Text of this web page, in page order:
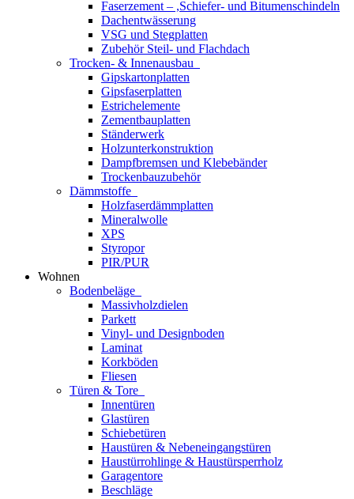
Faserzement – ,Schiefer- und Bitumenschindeln
Dachentwässerung
VSG und Stegplatten
Zubehör Steil- und Flachdach
Trocken- & Innenausbau
Gipskartonplatten
Gipsfaserplatten
Estrichelemente
Zementbauplatten
Ständerwerk
Holzunterkonstruktion
Dampfbremsen und Klebebänder
Trockenbauzubehör
Dämmstoffe
Holzfaserdämmplatten
Mineralwolle
XPS
Styropor
PIR/PUR
Wohnen
Bodenbeläge
Massivholzdielen
Parkett
Vinyl- und Designboden
Laminat
Korkböden
Fliesen
Türen & Tore
Innentüren
Glastüren
Schiebetüren
Haustüren & Nebeneingangstüren
Haustürrohlinge & Haustürsperrholz
Garagentore
Beschläge